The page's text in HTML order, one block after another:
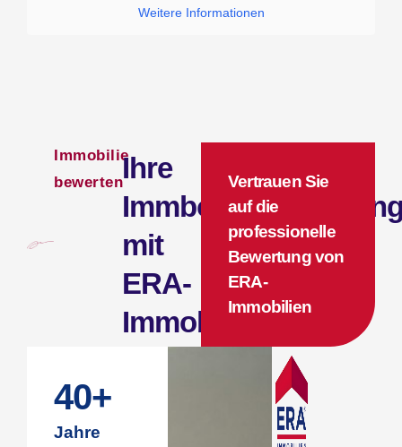
Weitere Informationen
Immobilie
bewertenIhre
mit
ERA-
Immobilien
Vertrauen Sie
auf die
professionelle
Bewertung von
ERA-
Immobilien
Jahre
40+